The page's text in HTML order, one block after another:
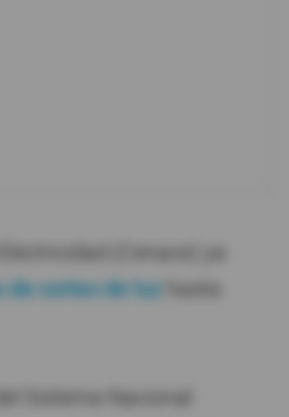
(Cenace) ya
cortes de luz hasta
Sistema Nacional